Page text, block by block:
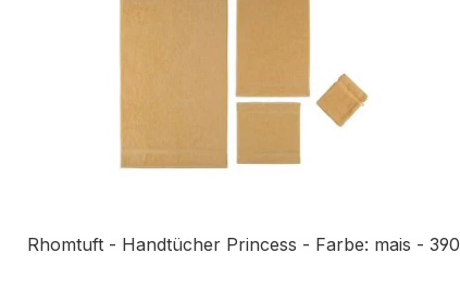
Rhomtuft - Handtücher Princess - Farbe: mais - 390